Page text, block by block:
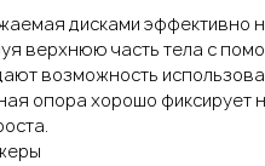
дисками эффективно
верхнюю часть тела с
возможность
опора хорошо фиксирует